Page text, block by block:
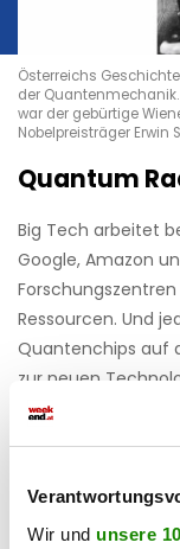
Wir und unsere
Österreichs
der
war der gebürtige
Nobelpreisträger Erwin
Quantum
Big Tech arbeitet
Google, Amazon
Ressourcen. Und
Quantenchips auf
zur neuen
Zielgeraden
Chips schrauben,
konzentriert. Denn